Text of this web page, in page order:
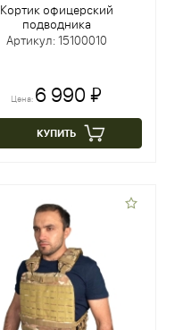
Кортик офицерский
подводника
Артикул: 15100010
Цена: 6 990 ₽
КУПИТЬ